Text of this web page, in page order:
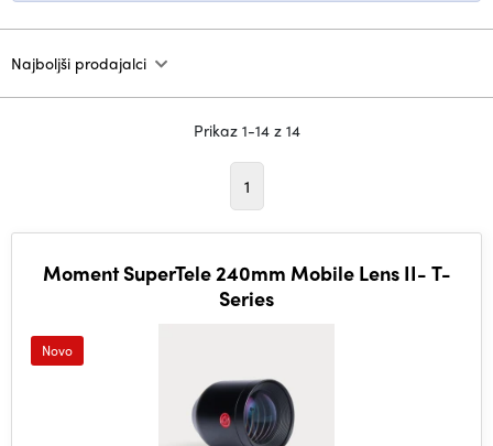
Najboljši prodajalci
Prikaz 1-14 z 14
1
Moment SuperTele 240mm Mobile Lens II- T-
Series
Novo